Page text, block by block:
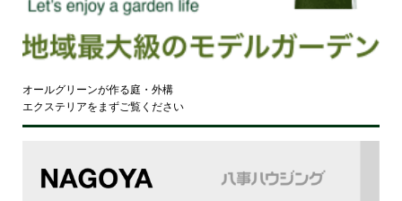
オールグリーンが作る庭・外構
エクステリアをまずご覧ください